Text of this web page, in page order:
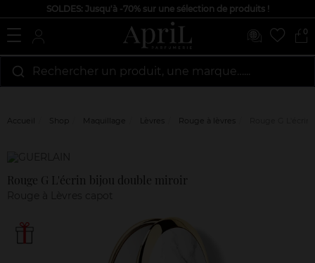
SOLDES: Jusqu'à -70% sur une sélection de produits !
0
Rechercher un produit, une marque…...
Accueil Shop Maquillage Lèvres Rouge à lèvres
Marque
clients
Rouge G L'écrin bijou double miroir